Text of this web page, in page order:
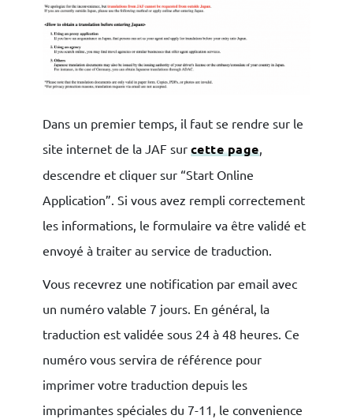
Dans un premier temps, il faut se rendre sur le
site internet de la JAF sur cette page,
descendre et cliquer sur “Start Online
Application”. Si vous avez rempli correctement
les informations, le formulaire va être validé et
envoyé à traiter au service de traduction.
Vous recevrez une notification par email avec
un numéro valable 7 jours. En général, la
traduction est validée sous 24 à 48 heures. Ce
numéro vous servira de référence pour
imprimer votre traduction depuis les
imprimantes spéciales du 7-11, le convenience